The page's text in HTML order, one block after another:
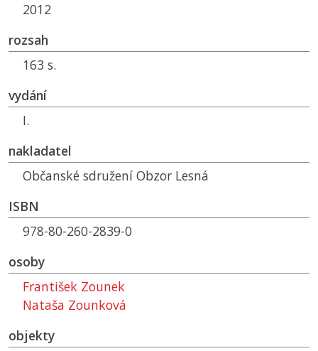
2012
rozsah
163 s.
vydání
I.
nakladatel
Občanské sdružení Obzor Lesná
ISBN
978-80-260-2839-0
osoby
František Zounek
Nataša Zounková
objekty